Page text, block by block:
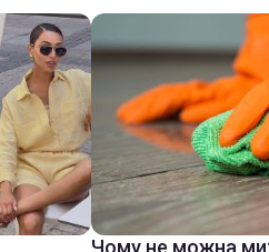
Чому не можна